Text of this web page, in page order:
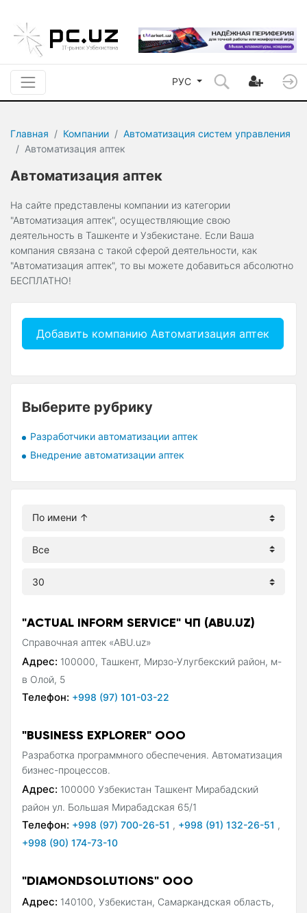
РУС
Главная Компании
Автоматизация систем управления
Автоматизация аптек
Автоматизация аптек
На сайте представлены компании из категории
"Автоматизация аптек", осуществляющие свою
деятельность в Ташкенте и Узбекистане. Если Ваша
компания связана с такой сферой деятельности, как
"Автоматизация аптек", то вы можете добавиться абсолютно
БЕСПЛАТНО!
Добавить компанию Автоматизация аптек
Выберите рубрику
Разработчики автоматизации аптек
Внедрение автоматизации аптек
"ACTUAL INFORM SERVICE" ЧП (ABU.UZ)
Справочная аптек «ABU.uz»
Адрес: 100000, Ташкент, Мирзо-Улугбекский район, м-
в Олой, 5
Телефон: +998 (97) 101-03-22
"BUSINESS EXPLORER" ООО
Разработка программного обеспечения. Автоматизация
бизнес-процессов.
Адрес: 100000 Узбекистан Ташкент Мирабадский
район ул. Большая Мирабадская 65/1
Телефон: +998 (97) 700-26-51 , +998 (91) 132-26-51 ,
+998 (90) 174-73-10
"DIAMONDSOLUTIONS" ООО
Адрес: 140100, Узбекистан, Самаркандская область,